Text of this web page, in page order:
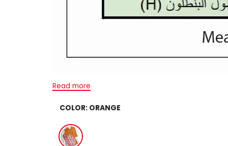
Read more
COLOR: ORANGE